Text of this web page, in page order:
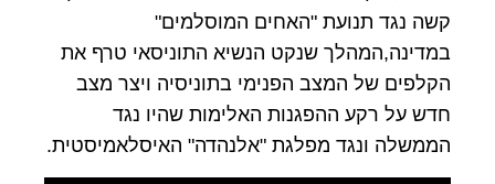
קשה נגד תנועת "האחים המוסלמים"
במדינה,המהלך שנקט הנשיא התוניסאי טרף את
הקלפים של המצב הפנימי בתוניסיה ויצר מצב
חדש על רקע ההפגנות האלימות שהיו נגד
הממשלה ונגד מפלגת "אלנהדה" האיסלאמיסטית.